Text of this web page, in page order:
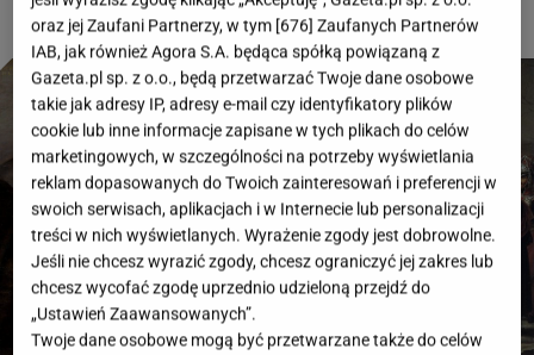
oraz jej Zaufani Partnerzy, w tym [676] Zaufanych Partnerów
IAB, jak również Agora S.A. będąca spółką powiązaną z
Gazeta.pl sp. z o.o., będą przetwarzać Twoje dane osobowe
takie jak adresy IP, adresy e-mail czy identyfikatory plików
cookie lub inne informacje zapisane w tych plikach do celów
marketingowych, w szczególności na potrzeby wyświetlania
reklam dopasowanych do Twoich zainteresowań i preferencji w
swoich serwisach, aplikacjach i w Internecie lub personalizacji
treści w nich wyświetlanych. Wyrażenie zgody jest dobrowolne.
Jeśli nie chcesz wyrazić zgody, chcesz ograniczyć jej zakres lub
chcesz wycofać zgodę uprzednio udzieloną przejdź do
„Ustawień Zaawansowanych”.
Twoje dane osobowe mogą być przetwarzane także do celów